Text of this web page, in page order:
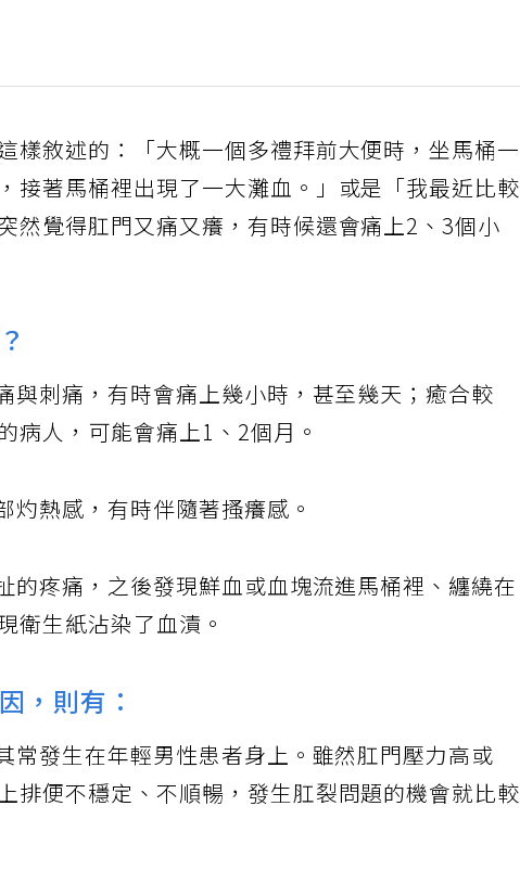
樣敘述的：「大概一個多禮拜前大便時，坐馬桶一
接著馬桶裡出現了一大灘血。」或是「我最近比較
然覺得肛門又痛又癢，有時候還會痛上2、3個小
與刺痛，有時會痛上幾小時，甚至幾天；癒合較
病人，可能會痛上1、2個月。
熱感，有時伴隨著搔癢感。
的疼痛，之後發現鮮血或血塊流進馬桶裡、纏繞在
衛生紙沾染了血漬。
，則有：
常發生在年輕男性患者身上。雖然肛門壓力高或
排便不穩定、不順暢，發生肛裂問題的機會就比較